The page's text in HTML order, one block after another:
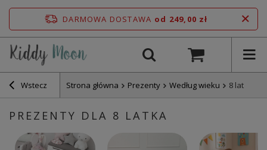
DARMOWA DOSTAWA od 249,00 zł
Wstecz Strona główna Prezenty Według wieku 8 lat
PREZENTY DLA 8 LATKA